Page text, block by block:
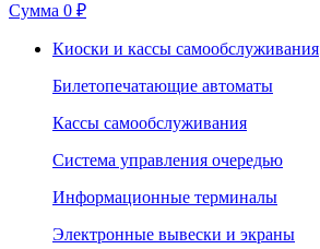
Сумма 0 ₽
Киоски и кассы самообслуживания
Билетопечатающие автоматы
Кассы самообслуживания
Система управления очередью
Информационные терминалы
Электронные вывески и экраны